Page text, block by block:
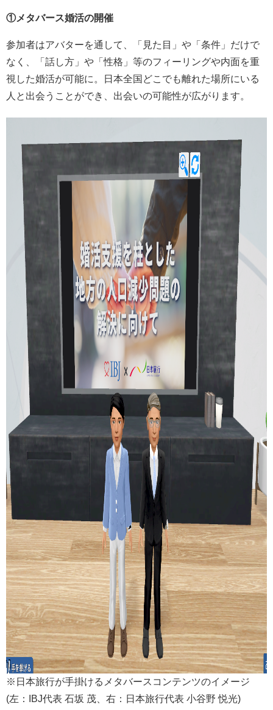
①メタバース婚活の開催
参加者はアバターを通して、「見た目」や「条件」だけで
なく、「話し方」や「性格」等のフィーリングや内面を重
視した婚活が可能に。日本全国どこでも離れた場所にいる
人と出会うことができ、出会いの可能性が広がります。
※日本旅行が手掛けるメタバースコンテンツのイメージ
(左：IBJ代表 石坂 茂、右：日本旅行代表 小谷野 悦光)